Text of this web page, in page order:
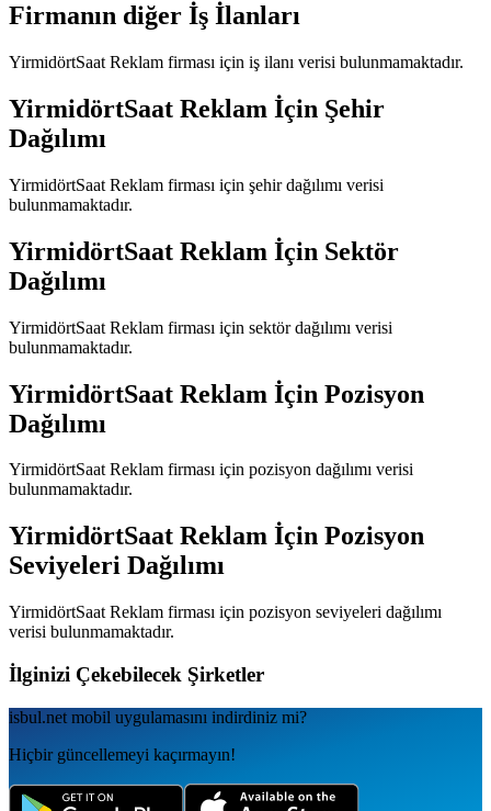
Firmanın diğer İş İlanları
YirmidörtSaat Reklam firması için iş ilanı verisi bulunmamaktadır.
YirmidörtSaat Reklam İçin Şehir
Dağılımı
YirmidörtSaat Reklam firması için şehir dağılımı verisi
bulunmamaktadır.
YirmidörtSaat Reklam İçin Sektör
Dağılımı
YirmidörtSaat Reklam firması için sektör dağılımı verisi
bulunmamaktadır.
YirmidörtSaat Reklam İçin Pozisyon
Dağılımı
YirmidörtSaat Reklam firması için pozisyon dağılımı verisi
bulunmamaktadır.
YirmidörtSaat Reklam İçin Pozisyon
Seviyeleri Dağılımı
YirmidörtSaat Reklam firması için pozisyon seviyeleri dağılımı
verisi bulunmamaktadır.
İlginizi Çekebilecek Şirketler
isbul.net mobil uygulamаsını indirdiniz mi?
Hiçbir güncellemeyi kaçırmayın!